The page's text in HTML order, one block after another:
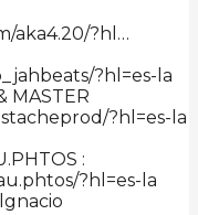
aka4.20/?hl…
?hl=es-la
MASTER
?hl=es-la
:
?hl=es-la